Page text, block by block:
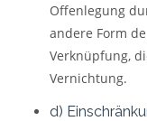
Offenlegung
andere Form
Verknüpfung,
Vernichtung.
d)